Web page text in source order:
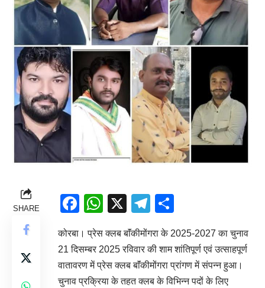
SHARE Facebook
WhatsApp
X Telegram
कोरबा। प्रेस क्लब बाॅंकीमोंगरा के 2025-2027 का चुनाव
21 दिसम्बर 2025 रविवार की शाम शांतिपूर्ण एवं उत्साहपूर्ण
वातावरण में प्रेस क्लब बाॅंकीमोंगरा प्रांगण में संपन्न हुआ।
चुनाव प्रक्रिया के तहत क्लब के विभिन्न पदों के लिए